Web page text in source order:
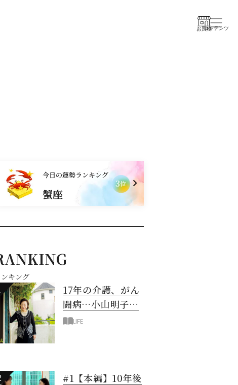
お買物コンテンツ
今日の運勢ランキング
山羊座
蟹座
1
3位
ンキング
17年の介護、がん
闘病…小山明子さ
ん「今満たされて
LIFE
#1【本編】10年後